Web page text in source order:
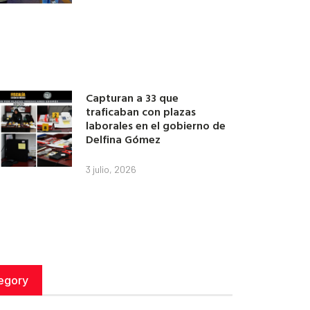
Capturan a 33 que
traficaban con plazas
laborales en el gobierno de
Delfina Gómez
3 julio, 2026